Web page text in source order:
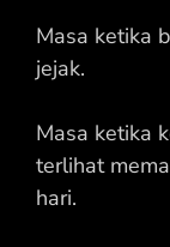
Masa ketika
jejak.
Masa ketika
terlihat
hari.